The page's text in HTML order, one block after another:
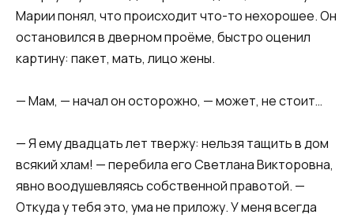
Марии понял, что происходит что-то нехорошее. Он
остановился в дверном проёме, быстро оценил
картину: пакет, мать, лицо жены.
— Мам, — начал он осторожно, — может, не стоит…
— Я ему двадцать лет твержу: нельзя тащить в дом
всякий хлам! — перебила его Светлана Викторовна,
явно воодушевляясь собственной правотой. —
Откуда у тебя это, ума не приложу. У меня всегда